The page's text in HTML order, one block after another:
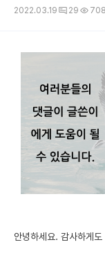
유학교육
유학교육 홈
수강 신청
미국 유학 게시
어드미션 포스팅
2022.03.19 29
안녕하세요. 감사하게